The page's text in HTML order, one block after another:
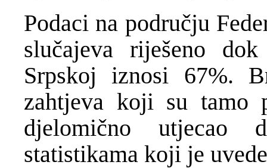
Podaci na području
slučajeva riješeno
Srpskoj iznosi 67%.
zahtjeva koji su tamo
djelomično utjecao
statistikama koji je